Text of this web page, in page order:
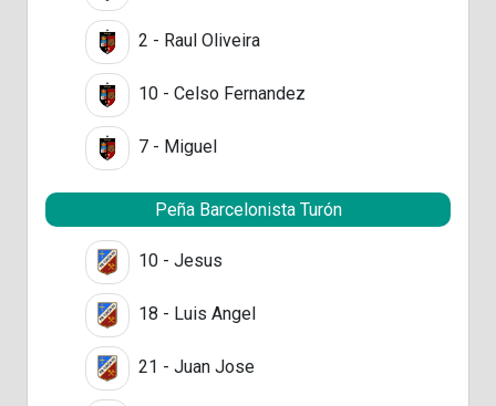
2 - Raul Oliveira
10 - Celso Fernandez
7 - Miguel
Peña Barcelonista Turón
10 - Jesus
18 - Luis Angel
21 - Juan Jose